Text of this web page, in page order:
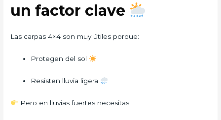
un factor clave
Las carpas 4×4 son muy útiles porque:
Protegen del sol
Resisten lluvia ligera
Pero en lluvias fuertes necesitas: